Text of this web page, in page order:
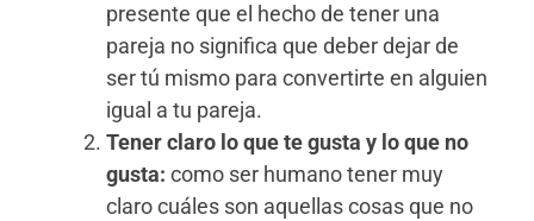
presente que el hecho de tener una
pareja no significa que deber dejar de
ser tú mismo para convertirte en alguien
igual a tu pareja.
Tener claro lo que te gusta y lo que no
gusta: como ser humano tener muy
claro cuáles son aquellas cosas que no